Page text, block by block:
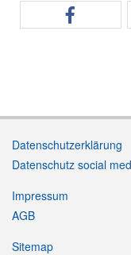
Datenschutzerklärung
Datenschutz social
Impressum
AGB
Sitemap